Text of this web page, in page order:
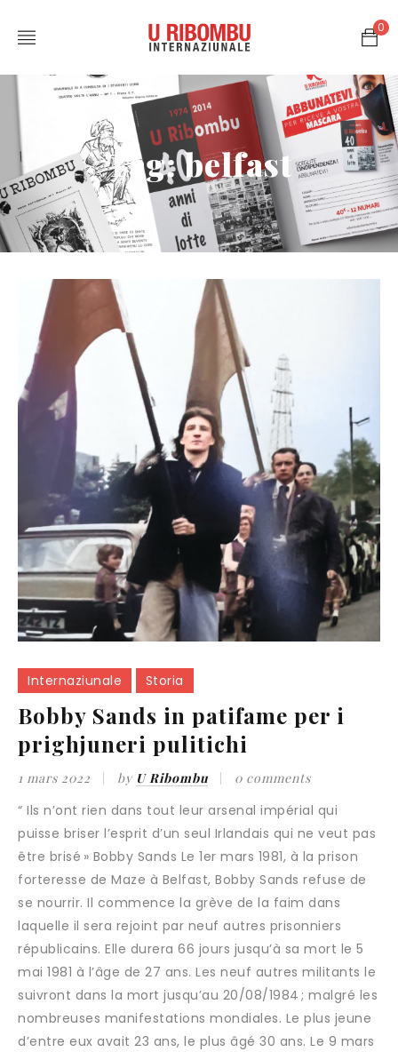
0
Tag: belfast
Internaziunale Storia
Bobby Sands in patifame per i
prighjuneri pulitichi
1 mars 2022 by U Ribombu 0 comments
“ Ils n’ont rien dans tout leur arsenal impérial qui
puisse briser l’esprit d’un seul Irlandais qui ne veut pas
être brisé » Bobby Sands Le 1er mars 1981, à la prison
forteresse de Maze à Belfast, Bobby Sands refuse de
se nourrir. Il commence la grève de la faim dans
laquelle il sera rejoint par neuf autres prisonniers
républicains. Elle durera 66 jours jusqu’à sa mort le 5
mai 1981 à l’âge de 27 ans. Les neuf autres militants le
suivront dans la mort jusqu’au 20/08/1984 ; malgré les
nombreuses manifestations mondiales. Le plus jeune
d’entre eux avait 23 ans, le plus âgé 30 ans. Le 9 mars